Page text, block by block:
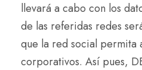
llevará a cabo con los
de las referidas redes
que la red social permita
corporativos. Así pues,